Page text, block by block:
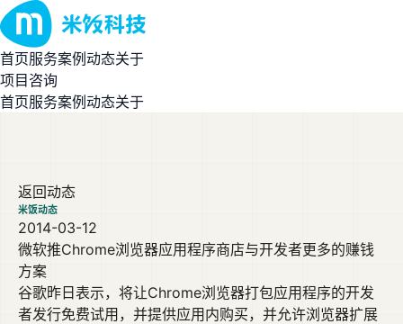
首页服务案例动态关于
项目咨询
首页服务案例动态关于
返回动态
米饭动态
2014-03-12
微软推Chrome浏览器应用程序商店与开发者更多的赚钱
方案
谷歌昨日表示，将让Chrome浏览器打包应用程序的开发
者发行免费试用，并提供应用内购买，并允许浏览器扩展